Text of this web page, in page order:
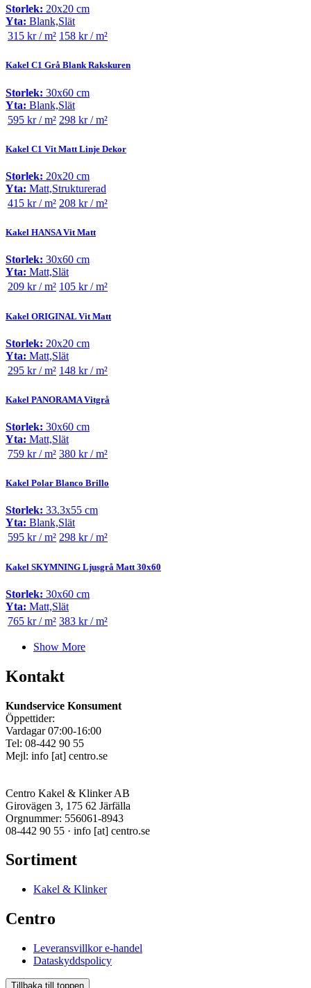
Storlek: 20x20 cm
Yta: Blank,Slät
315 kr / m² 158 kr / m²
Kakel C1 Grå Blank Rakskuren
Storlek: 30x60 cm
Yta: Blank,Slät
595 kr / m² 298 kr / m²
Kakel C1 Vit Matt Linje Dekor
Storlek: 20x20 cm
Yta: Matt,Strukturerad
415 kr / m² 208 kr / m²
Kakel HANSA Vit Matt
Storlek: 30x60 cm
Yta: Matt,Slät
209 kr / m² 105 kr / m²
Kakel ORIGINAL Vit Matt
Storlek: 20x20 cm
Yta: Matt,Slät
295 kr / m² 148 kr / m²
Kakel PANORAMA Vitgrå
Storlek: 30x60 cm
Yta: Matt,Slät
759 kr / m² 380 kr / m²
Kakel Polar Blanco Brillo
Storlek: 33.3x55 cm
Yta: Blank,Slät
595 kr / m² 298 kr / m²
Kakel SKYMNING Ljusgrå Matt 30x60
Storlek: 30x60 cm
Yta: Matt,Slät
765 kr / m² 383 kr / m²
Show More
Kontakt
Kundservice Konsument
Öppettider:
Vardagar 07:00-16:00
Tel: 08-442 90 55
Mejl: info [at] centro.se
Centro Kakel & Klinker AB
Girovägen 3, 175 62 Järfälla
Orgnummer: 556061-8943
08-442 90 55 · info [at] centro.se
Sortiment
Kakel & Klinker
Centro
Leveransvillkor e-handel
Dataskyddspolicy
Tillbaka till toppen